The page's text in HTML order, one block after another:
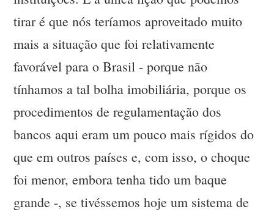
tirar é que nós teríamos aproveitado muito
mais a situação que foi relativamente
favorável para o Brasil - porque não
tínhamos a tal bolha imobiliária, porque os
procedimentos de regulamentação dos
bancos aqui eram um pouco mais rígidos do
que em outros países e, com isso, o choque
foi menor, embora tenha tido um baque
grande -, se tivéssemos hoje um sistema de